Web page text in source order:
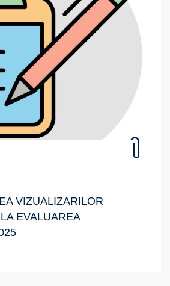
VIZUALIZARILOR
EVALUAREA